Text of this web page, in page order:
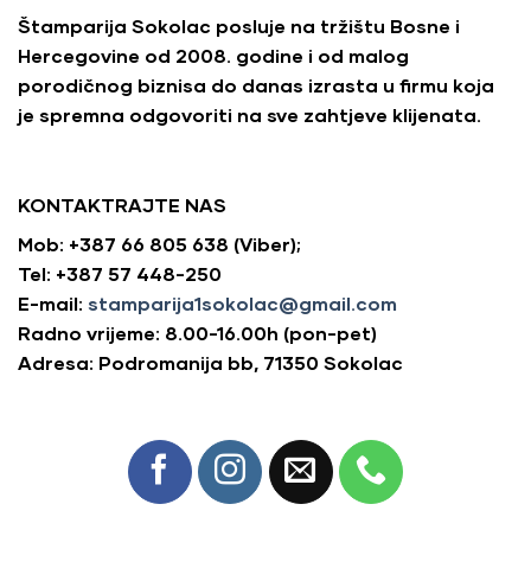
Štamparija Sokolac posluje na tržištu Bosne i
Hercegovine od 2008. godine i od malog
porodičnog biznisa do danas izrasta u firmu koja
je spremna odgovoriti na sve zahtjeve klijenata.
KONTAKTRAJTE NAS
Mob: +387 66 805 638 (Viber);
Tel: +387 57 448-250
E-mail: stamparija1sokolac@gmail.com
Radno vrijeme: 8.00-16.00h (pon-pet)
Adresa: Podromanija bb, 71350 Sokolac